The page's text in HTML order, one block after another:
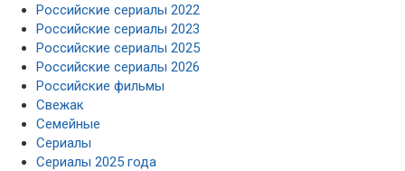
Российские сериалы 2022
Российские сериалы 2023
Российские сериалы 2025
Российские сериалы 2026
Российские фильмы
Свежак
Семейные
Сериалы
Сериалы 2025 года